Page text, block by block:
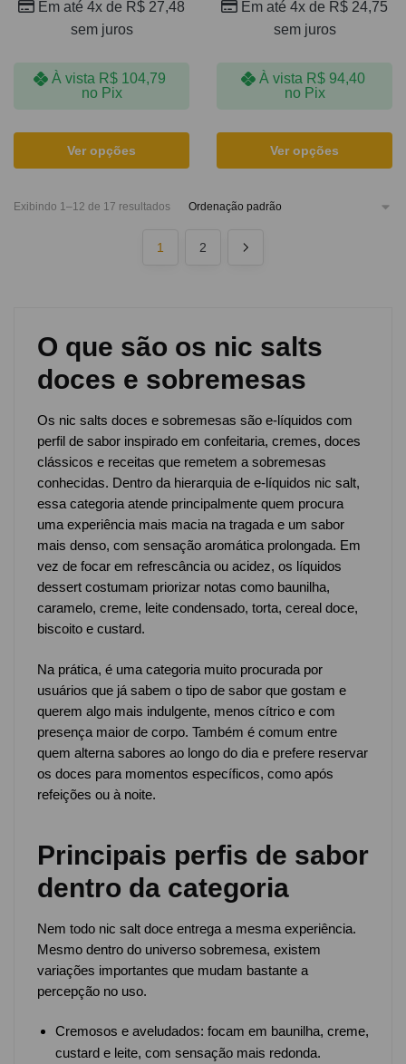
Em até 4x de R$ 27,48
sem juros
À vista R$ 104,79
no Pix
Ver opções
Em até 4x de R$ 24,75
sem juros
À vista R$94,40
no Pix
Ver opções
Exibindo 1–12 de 17 resultados
1 2
O que são os nic salts
doces e sobremesas
Os nic salts doces e sobremesas são e-líquidos com
perfil de sabor inspirado em confeitaria, cremes, doces
clássicos e receitas que remetem a sobremesas
conhecidas. Dentro da hierarquia de e-líquidos nic salt,
essa categoria atende principalmente quem procura
uma experiência mais macia na tragada e um sabor
mais denso, com sensação aromática prolongada. Em
vez de focar em refrescância ou acidez, os líquidos
dessert costumam priorizar notas como baunilha,
caramelo, creme, leite condensado, torta, cereal doce,
biscoito e custard.
Na prática, é uma categoria muito procurada por
usuários que já sabem o tipo de sabor que gostam e
querem algo mais indulgente, menos cítrico e com
presença maior de corpo. Também é comum entre
quem alterna sabores ao longo do dia e prefere reservar
os doces para momentos específicos, como após
refeições ou à noite.
Principais perfis de sabor
dentro da categoria
Nem todo nic salt doce entrega a mesma experiência.
Mesmo dentro do universo sobremesa, existem
variações importantes que mudam bastante a
percepção no uso.
Cremosos e aveludados: focam em baunilha, creme,
custard e leite, com sensação mais redonda.